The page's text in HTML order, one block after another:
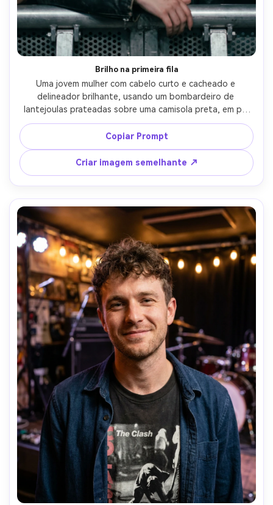
Brilho na primeira fila
Uma jovem mulher com cabelo curto e cacheado e
delineador brilhante, usando um bombardeiro de
lantejoulas prateadas sobre uma camisola preta, em pé
na barricada de um concerto indie com mãos embaçadas
em primeiro plano, luzes de palco magenta e cian com
névoa leve, Sony A7IV, 85mm f/1.4, profundidade de
campo rasa, enquadramento de meio corpo, olhos
bloqueados na câmera, intensidade alegre, textura da
pele fotorealista, sombras naturais, grau de cor editorial,
alta resolução, foco nítido-AR 4:5
Copiar Prompt
Criar imagem semelhante ↗